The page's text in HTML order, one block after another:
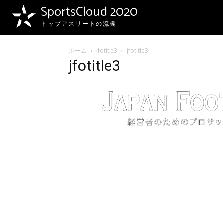
SportsCloud 2020
トップアスリートの流儀
ホーム jfotitle3 jfotitle3
jfotitle3